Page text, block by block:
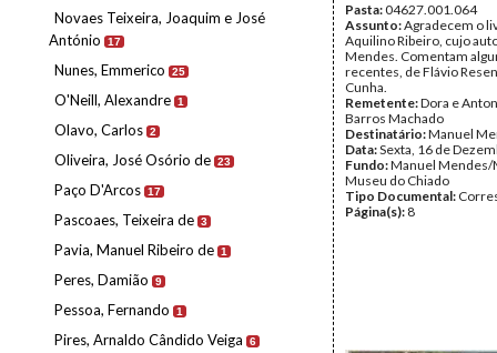
Novaes Teixeira, Joaquim e José
António
17
Nunes, Emmerico 25
O'Neill, Alexandre 1
Olavo, Carlos 2
Oliveira, José Osório de 23
Paço D'Arcos 17
Pascoaes, Teixeira de 3
Pavia, Manuel Ribeiro de 1
Peres, Damião 9
Pessoa, Fernando 1
Pires, Arnaldo Cândido Veiga 6
Pasta:04627.001.064
Assunto:Agradecem o
Aquilino Ribeiro, cujo
Mendes. Comentam
recentes, de Flávio
Cunha.
Remetente:Dora e
Barros Machado
Destinatário:Manuel
Data:Sexta, 16 de
Fundo:Manuel Mendes/
Museu do Chiado
Tipo Documental:
Página(s): 8